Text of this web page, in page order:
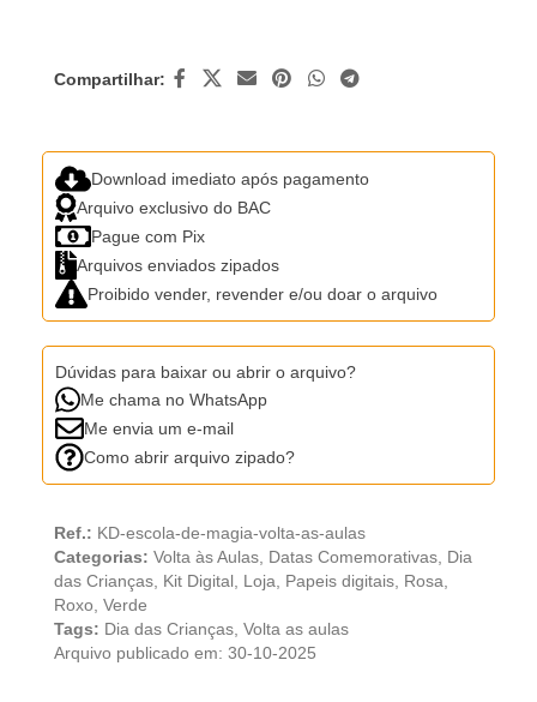
Compartilhar:
Download imediato após pagamento
Arquivo exclusivo do BAC
Pague com Pix
Arquivos enviados zipados
Proibido vender, revender e/ou doar o arquivo
Dúvidas para baixar ou abrir o arquivo?
Me chama no WhatsApp
Me envia um e-mail
Como abrir arquivo zipado?
Ref.: KD-escola-de-magia-volta-as-aulas
Categorias: Volta às Aulas, Datas Comemorativas, Dia
das Crianças, Kit Digital, Loja, Papeis digitais, Rosa,
Roxo, Verde
Tags: Dia das Crianças, Volta as aulas
Arquivo publicado em: 30-10-2025